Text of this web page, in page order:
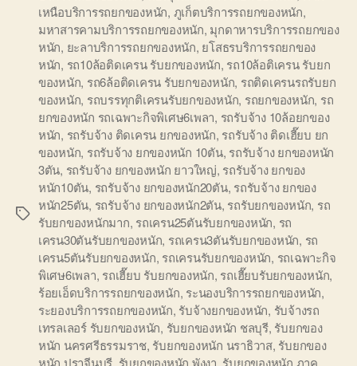
Tags
เหนือบริการรถยกของหนัก, ภูเก็ตบริการรถยกของหนัก,
มหาสารคามบริการรถยกของหนัก, มุกดาหารบริการรถยกของ
หนัก, ยะลาบริการรถยกของหนัก, ยโสธรบริการรถยกของ
หนัก, รถ10ล้อติดเครน รับยกของหนัก, รถ10ล้อติเครน รับยก
ของหนัก, รถ6ล้อติดเครน รับยกของหนัก, รถติดเครนรถรับยก
ของหนัก, รถบรรทุกติเครนรับยกของหนัก, รถยกของหนัก, รถ
ยกของหนัก รถเฉพาะกิจพิเศษ6เพลา, รถรับจ้าง 10ล้อยกของ
หนัก, รถรับจ้าง ติดเครน ยกของหนัก, รถรับจ้าง ติดเฮี๊ยบ ยก
ของหนัก, รถรับจ้าง ยกของหนัก 10ตัน, รถรับจ้าง ยกของหนัก
3ตัน, รถรับจ้าง ยกของหนัก ยาวใหญ่, รถรับจ้าง ยกของ
หนัก10ตัน, รถรับจ้าง ยกของหนัก20ตัน, รถรับจ้าง ยกของ
หนัก25ตัน, รถรับจ้าง ยกของหนัก2ตัน, รถรับยกของหนัก, รถ
รับยกของหนักมาก, รถเครน25ตันรับยกของหนัก, รถ
เครน30ตันรับยกของหนัก, รถเครน3ตันรับยกของหนัก, รถ
เครน5ตันรับยกของหนัก, รถเครนรับยกของหนัก, รถเฉพาะกิจ
พิเศษ6เพลา, รถเฮี๊ยบ รับยกของหนัก, รถเฮี๊ยบรับยกของหนัก,
ร้อยเอ็ดบริการรถยกของหนัก, ระนองบริการรถยกของหนัก,
ระยองบริการรถยกของหนัก, รับจ้างยกของหนัก, รับจ้างรถ
เทรลเลอร์ รับยกของหนัก, รับยกของหนัก ชลบุรี, รับยกของ
หนัก นครศรีธรรมราช, รับยกของหนัก นราธิวาส, รับยกของ
หนัก ปราจีนบุรี, รับยกของหนัก พังงา, รับยกของหนัก ภาค